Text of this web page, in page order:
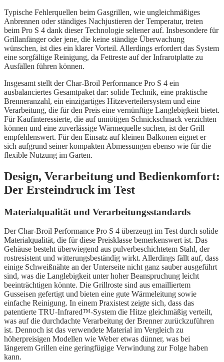
Typische Fehlerquellen beim Gasgrillen, wie ungleichmäßiges
Anbrennen oder ständiges Nachjustieren der Temperatur, treten
beim Pro S 4 dank dieser Technologie seltener auf. Insbesondere für
Grillanfänger oder jene, die keine ständige Überwachung
wünschen, ist dies ein klarer Vorteil. Allerdings erfordert das System
eine sorgfältige Reinigung, da Fettreste auf der Infrarotplatte zu
Ausfällen führen können.
Insgesamt stellt der Char-Broil Performance Pro S 4 ein
ausbalanciertes Gesamtpaket dar: solide Technik, eine praktische
Brenneranzahl, ein einzigartiges Hitzeverteilersystem und eine
Verarbeitung, die für den Preis eine vernünftige Langlebigkeit bietet.
Für Kaufinteressierte, die auf unnötigen Schnickschnack verzichten
können und eine zuverlässige Wärmequelle suchen, ist der Grill
empfehlenswert. Für den Einsatz auf kleinen Balkonen eignet er
sich aufgrund seiner kompakten Abmessungen ebenso wie für die
flexible Nutzung im Garten.
Design, Verarbeitung und Bedienkomfort:
Der Ersteindruck im Test
Materialqualität und Verarbeitungsstandards
Der Char-Broil Performance Pro S 4 überzeugt im Test durch solide
Materialqualität, die für diese Preisklasse bemerkenswert ist. Das
Gehäuse besteht überwiegend aus pulverbeschichtetem Stahl, der
rostresistent und witterungsbeständig wirkt. Allerdings fällt auf, dass
einige Schweißnähte an der Unterseite nicht ganz sauber ausgeführt
sind, was die Langlebigkeit unter hoher Beanspruchung leicht
beeinträchtigen könnte. Die Grillroste sind aus emailliertem
Gusseisen gefertigt und bieten eine gute Wärmeleitung sowie
einfache Reinigung. In einem Praxistest zeigte sich, dass das
patentierte TRU-Infrared™-System die Hitze gleichmäßig verteilt,
was auf die durchdachte Verarbeitung der Brenner zurückzuführen
ist. Dennoch ist das verwendete Material im Vergleich zu
höherpreisigen Modellen wie Weber etwas dünner, was bei
längerem Grillen eine geringfügige Verwindung zur Folge haben
kann.